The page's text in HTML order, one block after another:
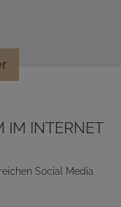
IM INTERNET
Social Media